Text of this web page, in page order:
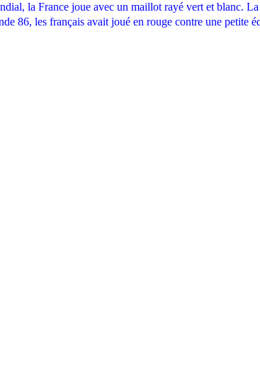
la France joue avec un maillot rayé vert et blanc.
86, les français avait joué en rouge contre une petite